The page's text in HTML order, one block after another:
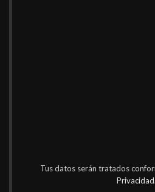
Tus datos serán tratados
Privacidad.